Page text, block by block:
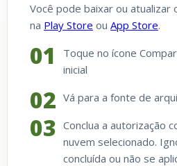
Você pode baixar ou atualizar
na Play Store ou App Store.
Toque no ícone
inicial
Vá para a fonte de
Conclua a autorização
nuvem selecionado.
concluída ou não se